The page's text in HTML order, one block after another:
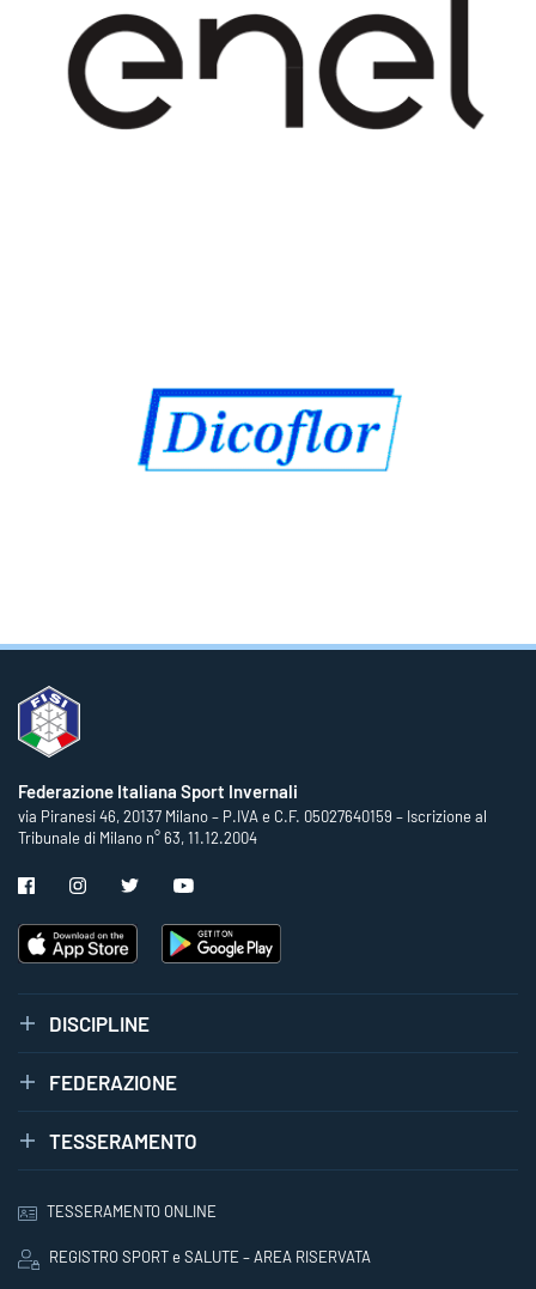
Federazione Italiana Sport Invernali
via Piranesi 46, 20137 Milano – P.IVA e C.F. 05027640159 – Iscrizione al
Tribunale di Milano n° 63, 11.12.2004
DISCIPLINE
FEDERAZIONE
TESSERAMENTO
TESSERAMENTO ONLINE
REGISTRO SPORT e SALUTE – AREA RISERVATA